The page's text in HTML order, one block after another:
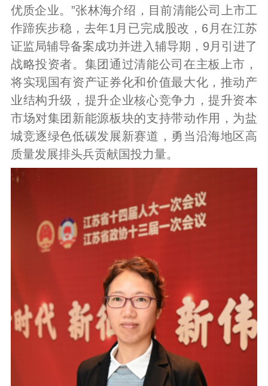
优质企业。”张林海介绍，目前清能公司上市工
作蹄疾步稳，去年1月已完成股改，6月在江苏
证监局辅导备案成功并进入辅导期，9月引进了
战略投资者。集团通过清能公司在主板上市，
将实现国有资产证券化和价值最大化，推动产
业结构升级，提升企业核心竞争力，提升资本
市场对集团新能源板块的支持带动作用，为盐
城竞逐绿色低碳发展新赛道，勇当沿海地区高
质量发展排头兵贡献国投力量。